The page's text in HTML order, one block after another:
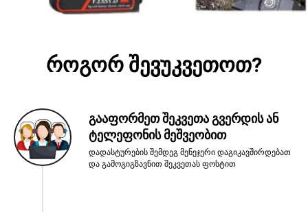
როგორ შევუკვეთოთ?
გააფორმეთ შეკვეთა გვერდის ან
ტელეფონის მეშვეობით
დადასტურების შემდეგ მენეჯერი დაგიკავშირდებათ
და გამოგიგზავნით შეკვეთას ფოსტით